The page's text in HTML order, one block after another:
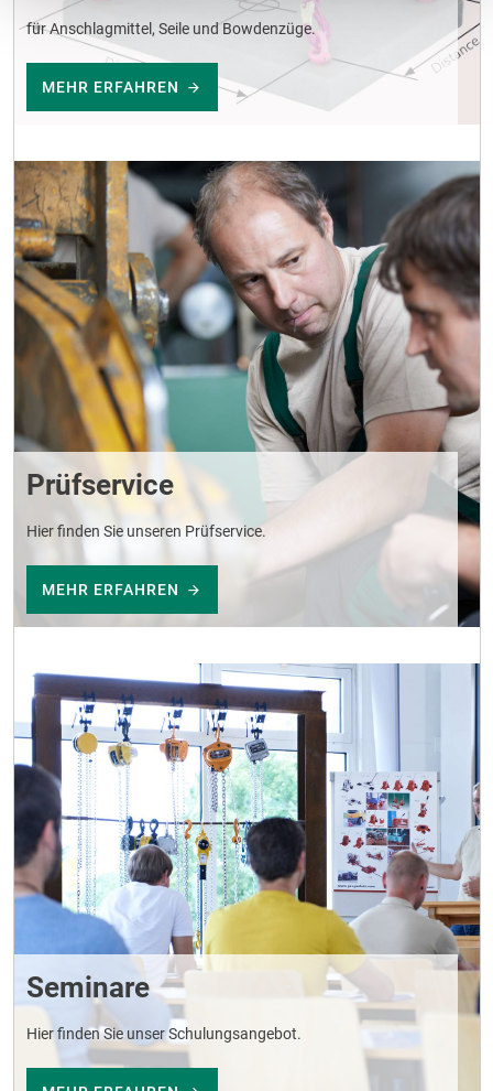
für Anschlagmittel, Seile und Bowdenzüge.
MEHR ERFAHREN
Prüfservice
Hier finden Sie unseren Prüfservice.
MEHR ERFAHREN
Seminare
Hier finden Sie unser Schulungsangebot.